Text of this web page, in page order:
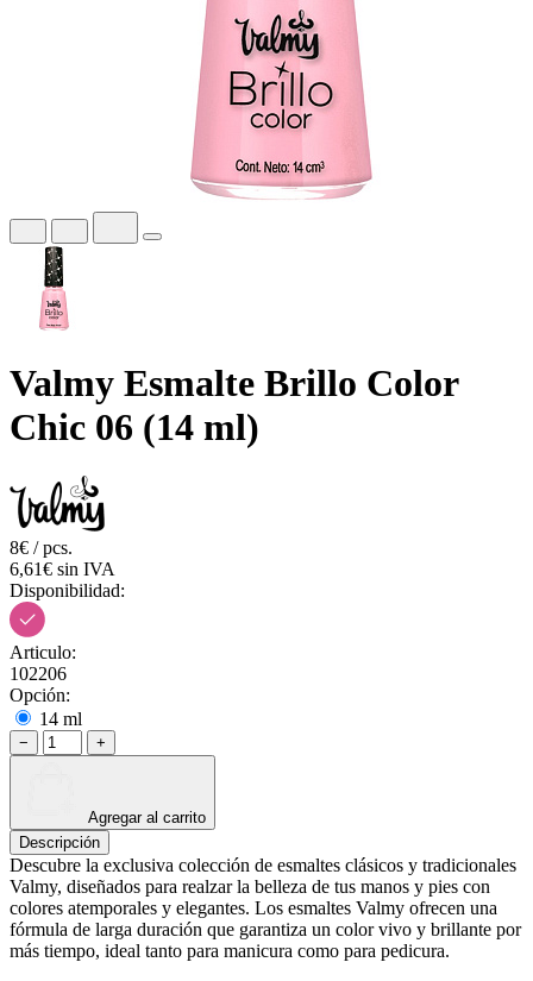
Valmy Esmalte Brillo Color
Chic 06 (14 ml)
8€ / pcs.
6,61€ sin IVA
Disponibilidad:
Articulo:
102206
Opción:
14 ml
− +
Agregar al carrito
Descripción
Descubre la exclusiva colección de esmaltes clásicos y tradicionales
Valmy, diseñados para realzar la belleza de tus manos y pies con
colores atemporales y elegantes. Los esmaltes Valmy ofrecen una
fórmula de larga duración que garantiza un color vivo y brillante por
más tiempo, ideal tanto para manicura como para pedicura.